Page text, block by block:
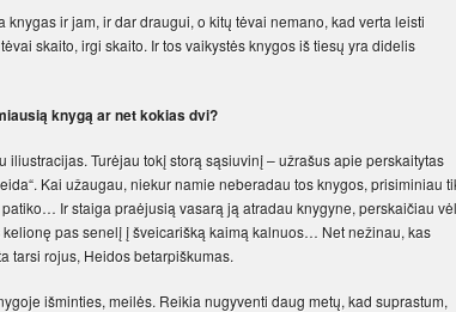
ir jam, ir dar draugui, o kitų tėvai nemano, kad verta leisti
skaito, irgi skaito. Ir tos vaikystės knygos iš tiesų yra didelis
knygą ar net kokias dvi?
Turėjau tokį storą sąsiuvinį – užrašus apie perskaitytas
Kai užaugau, niekur namie neberadau tos knygos, prisiminiau
Ir staiga praėjusią vasarą ją atradau knygyne, perskaičiau vėl
pas senelį į šveicarišką kaimą kalnuos… Net nežinau, kas
tarsi rojus, Heidos betarpiškumas.
išminties, meilės. Reikia nugyventi daug metų, kad suprastum,